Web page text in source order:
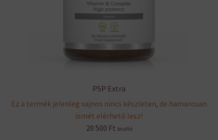
P5P Extra
Ez a termék jelenleg sajnos nincs készleten, de hamarosan
ismét elérhető lesz!
20 500 Ft bruttó